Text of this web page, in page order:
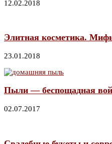
12.02.2018
Элитная косметика.
23.01.2018
Пыли — беспощадная
02.07.2017